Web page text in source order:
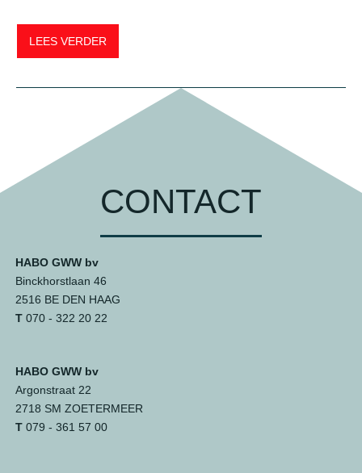
LEES VERDER
CONTACT
HABO GWW bv
Binckhorstlaan 46
2516 BE DEN HAAG
T070 - 322 20 22
HABO GWW bv
Argonstraat 22
2718 SM ZOETERMEER
T079 - 361 57 00